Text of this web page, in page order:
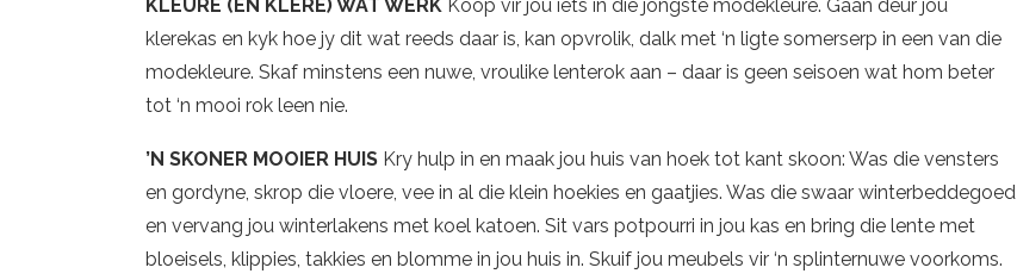
KLEURE (EN KLERE) WAT WERK Koop vir jou iets in die jongste modekleure. Gaan deur jou
klerekas en kyk hoe jy dit wat reeds daar is, kan opvrolik, dalk met ‘n ligte somerserp in een van die
modekleure. Skaf minstens een nuwe, vroulike lenterok aan – daar is geen seisoen wat hom beter
tot ‘n mooi rok leen nie.
’N SKONER MOOIER HUIS Kry hulp in en maak jou huis van hoek tot kant skoon: Was die vensters
en gordyne, skrop die vloere, vee in al die klein hoekies en gaatjies. Was die swaar winterbeddegoed
en vervang jou winterlakens met koel katoen. Sit vars potpourri in jou kas en bring die lente met
bloeisels, klippies, takkies en blomme in jou huis in. Skuif jou meubels vir ‘n splinternuwe voorkoms.